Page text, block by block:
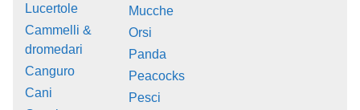
Lucertole
Cammelli &
dromedari
Canguro
Cani
Mucche
Orsi
Panda
Peacocks
Pesci